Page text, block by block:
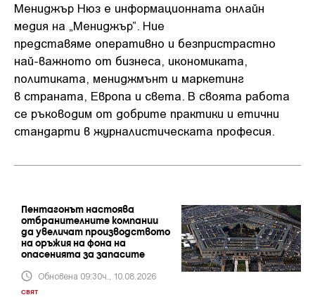
Мениджър Нюз е информационната онлайн
медия на „Мениджър”. Ние
представяме оперативно и безпристрастно
най-важното от бизнеса, икономиката,
политиката, мениджмънт и маркетинг
в страната, Европа и света. В своята работа
се ръководим от добрите практики и етични
стандарти в журналистическата професия.
Пентагонът настоява
отбранителните компании
да увеличат производството
на оръжия на фона на
опасенията за запасите
Обновена 09:30ч., 10.08.2026
СВЯТ